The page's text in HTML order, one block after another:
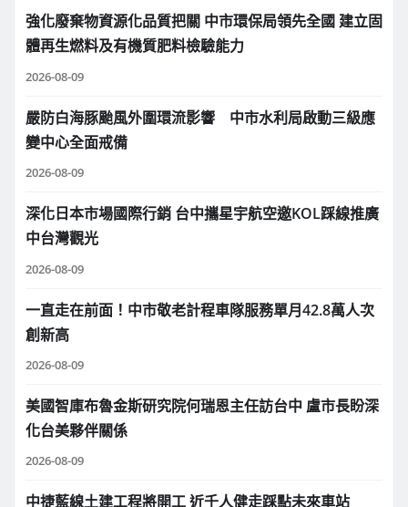
強化廢棄物資源化品質把關 中市環保局領先全國 建立固
體再生燃料及有機質肥料檢驗能力
2026-08-09
嚴防白海豚颱風外圍環流影響 中市水利局啟動三級應
變中心全面戒備
2026-08-09
深化日本市場國際行銷 台中攜星宇航空邀KOL踩線推廣
中台灣觀光
2026-08-09
一直走在前面！中市敬老計程車隊服務單月42.8萬人次
創新高
2026-08-09
美國智庫布魯金斯研究院何瑞恩主任訪台中 盧市長盼深
化台美夥伴關係
2026-08-09
中捷藍線土建工程將開工 近千人健走踩點未來車站